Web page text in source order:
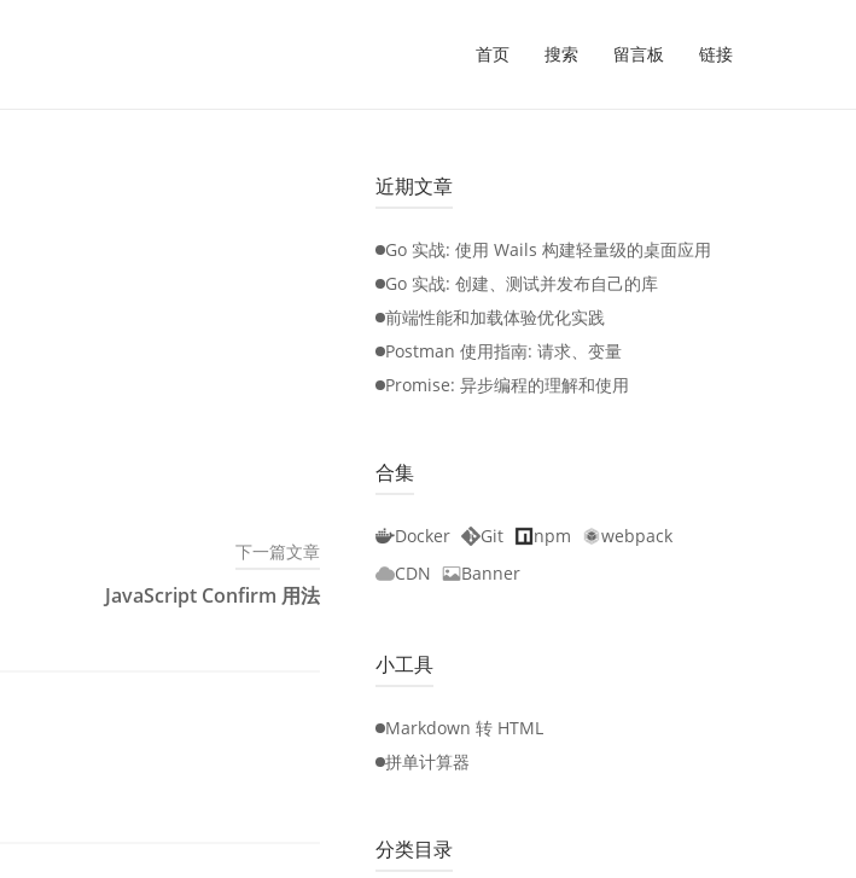
首页 搜索 留言板 链接
下一篇文章
JavaScript Confirm 用法
近期文章
Go 实战: 使用 Wails 构建轻量级的桌面应用
Go 实战: 创建、测试并发布自己的库
前端性能和加载体验优化实践
Postman 使用指南: 请求、变量
Promise: 异步编程的理解和使用
合集
Docker Git npm
webpack
CDN
Banner
小工具
Markdown 转 HTML
拼单计算器
分类目录